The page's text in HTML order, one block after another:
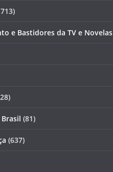
e Bastidores da TV e Novelas
(81)
(637)